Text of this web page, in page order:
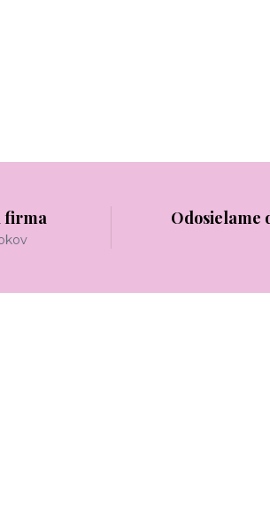
firma Odosielame